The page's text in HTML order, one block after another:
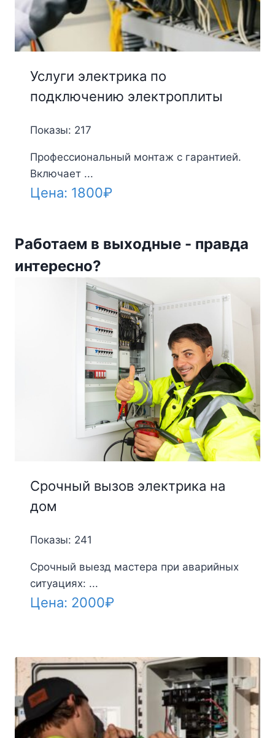
Услуги электрика по
подключению электроплиты
Показы: 217
Профессиональный монтаж с гарантией.
Включает ...
Цена: 1800₽
Работаем в выходные - правда
интересно?
Срочный вызов электрика на
дом
Показы: 241
Срочный выезд мастера при аварийных
ситуациях: ...
Цена: 2000₽